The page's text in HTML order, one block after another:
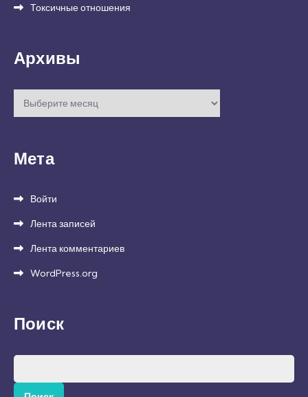
Токсичные отношения
Архивы
Архивы
Мета
Войти
Лента записей
Лента комментариев
WordPress.org
Поиск